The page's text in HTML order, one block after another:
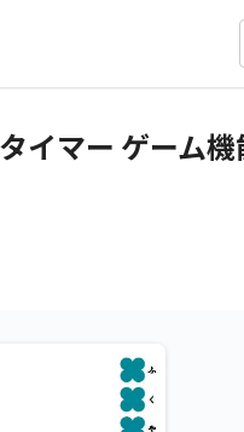
イマー ゲーム